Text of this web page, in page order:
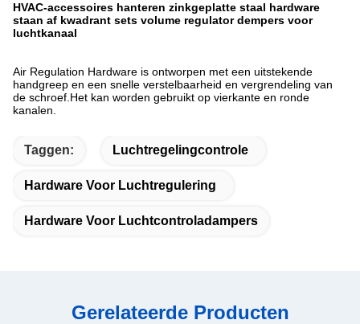
HVAC-accessoires hanteren zinkgeplatte staal hardware
staan af kwadrant sets volume regulator dempers voor
luchtkanaal
Air Regulation Hardware is ontworpen met een uitstekende
handgreep en een snelle verstelbaarheid en vergrendeling van
de schroef.Het kan worden gebruikt op vierkante en ronde
kanalen.
Taggen: Luchtregelingcontrole
Hardware Voor Luchtregulering
Hardware Voor Luchtcontroladampers
Gerelateerde Producten